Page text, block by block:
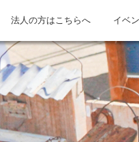
法人の方はこちらへ イベ